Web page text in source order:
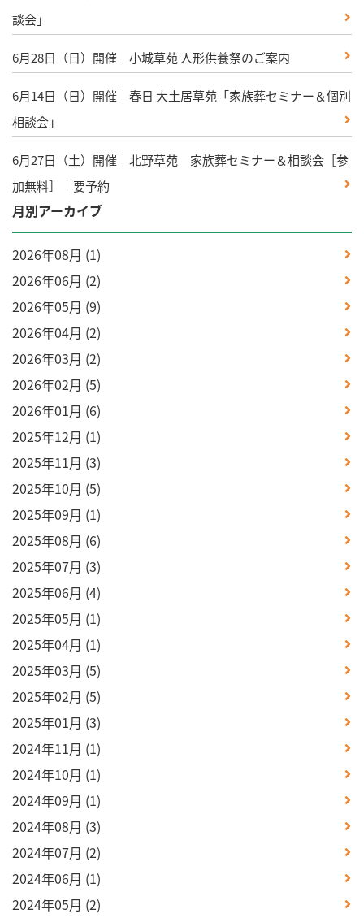
談会」
6月28日（日）開催｜小城草苑 人形供養祭のご案内
6月14日（日）開催｜春日 大土居草苑「家族葬セミナー＆個別
相談会」
6月27日（土）開催｜北野草苑 家族葬セミナー＆相談会［参
加無料］｜要予約
月別アーカイブ
2026年08月 (1)
2026年06月 (2)
2026年05月 (9)
2026年04月 (2)
2026年03月 (2)
2026年02月 (5)
2026年01月 (6)
2025年12月 (1)
2025年11月 (3)
2025年10月 (5)
2025年09月 (1)
2025年08月 (6)
2025年07月 (3)
2025年06月 (4)
2025年05月 (1)
2025年04月 (1)
2025年03月 (5)
2025年02月 (5)
2025年01月 (3)
2024年11月 (1)
2024年10月 (1)
2024年09月 (1)
2024年08月 (3)
2024年07月 (2)
2024年06月 (1)
2024年05月 (2)